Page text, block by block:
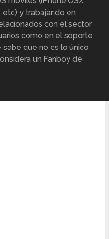
etc) y trabajando en
con el sector
como en el soporte
que no es lo único
un Fanboy de